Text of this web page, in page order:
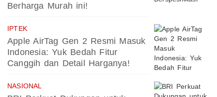
Berharga Murah ini!
IPTEK
Apple AirTag Gen 2 Resmi Masuk
Indonesia: Yuk Bedah Fitur
Canggih dan Detail Harganya!
NASIONAL